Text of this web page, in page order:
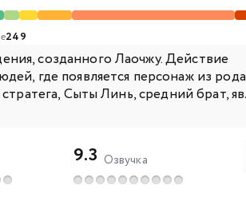
249
созданного Лаочжу. Действие
где появляется персонаж из рода
Сыты Линь, средний брат,
9.3 Озвучка